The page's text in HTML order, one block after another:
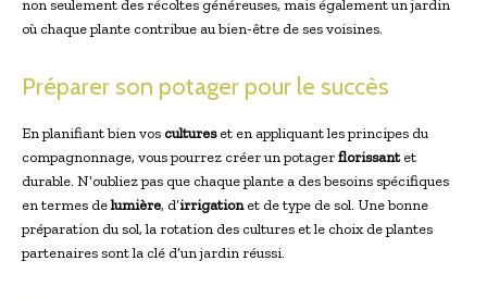
non seulement des récoltes généreuses, mais également un jardin
où chaque plante contribue au bien-être de ses voisines.
Préparer son potager pour le succès
En planifiant bien vos cultureset en appliquant les principes du
compagnonnage, vous pourrez créer un potagerflorissantet
durable. N’oubliez pas que chaque plante a des besoins spécifiques
en termes delumière, d’irrigationet de type de sol. Une bonne
préparation du sol, la rotation des cultures et le choix de plantes
partenaires sont la clé d’un jardin réussi.